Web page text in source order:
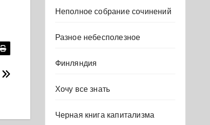
Неполное собрание сочинений
Разное небесполезное
Финляндия
Хочу все знать
Черная книга капитализма